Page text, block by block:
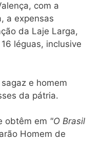
com a
a expensas
da Laje Larga,
léguas, inclusive
e homem
da pátria.
obtêm em "O Brasil
Homem de